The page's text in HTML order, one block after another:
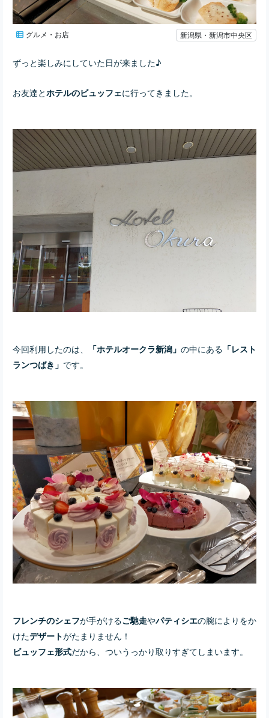
グルメ・お店 新潟県・新潟市中央区
ずっと楽しみにしていた日が来ました♪
お友達とホテルのビュッフェに行ってきました。
今回利用したのは、 「ホテルオークラ新潟」 の中にある 「レスト
ランつばき」 です。
フレンチのシェフが手がけるご馳走やパティシエの腕によりをか
けたデザートがたまりません！
ビュッフェ形式だから、ついうっかり取りすぎてしまいます。